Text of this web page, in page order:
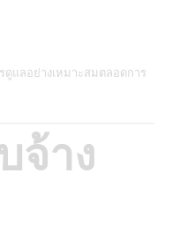
แลอย่างเหมาะสมตลอดการ
จ้าง